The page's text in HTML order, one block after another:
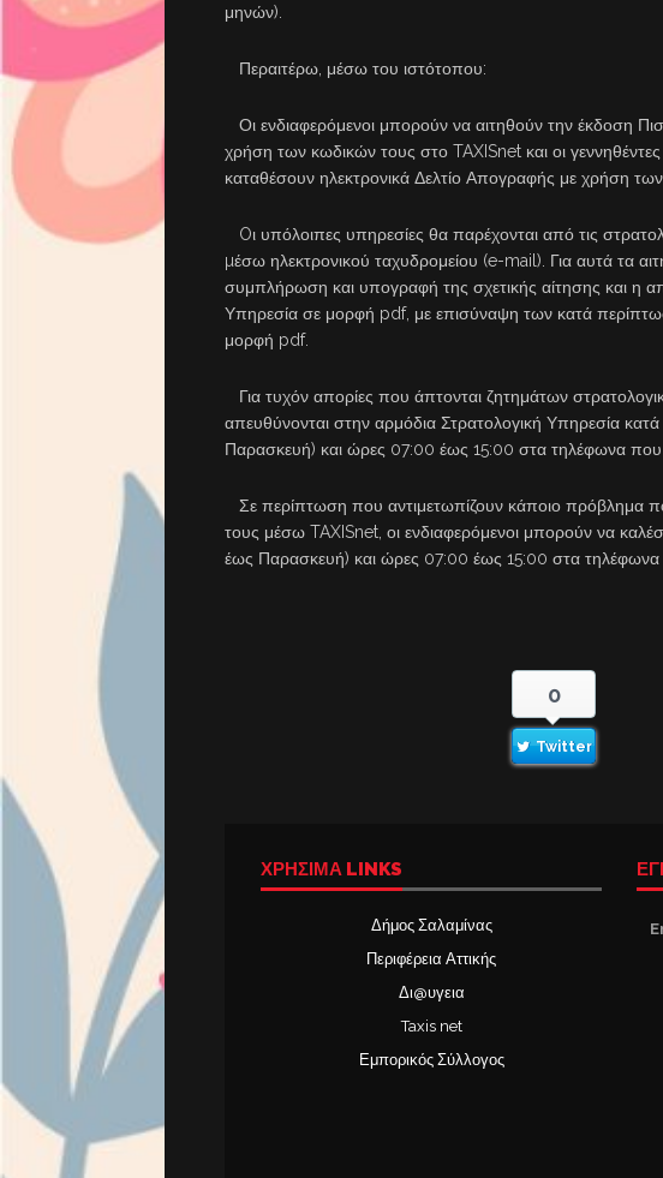
μηνών).
Περαιτέρω, μέσω του ιστότοπου:
Οι ενδιαφερόμενοι μπορούν να αιτηθούν την έκδοση
χρήση των κωδικών τους στο TAXISnet και οι
καταθέσουν ηλεκτρονικά Δελτίο Απογραφής με χρήση
Oι υπόλοιπες υπηρεσίες θα παρέχονται από τις
µέσω ηλεκτρονικού ταχυδρομείου (e-mail). Για αυτά τα
συμπλήρωση και υπογραφή της σχετικής αίτησης και η
Υπηρεσία σε μορφή pdf, με επισύναψη των κατά
μορφή pdf.
Για τυχόν απορίες που άπτονται ζητημάτων
απευθύνονται στην αρμόδια Στρατολογική Υπηρεσία κατά
Παρασκευή) και ώρες 07:00 έως 15:00 στα τηλέφωνα που
Σε περίπτωση που αντιμετωπίζουν κάποιο πρόβλημα
τους μέσω TAXISnet, οι ενδιαφερόμενοι μπορούν να
έως Παρασκευή) και ώρες 07:00 έως 15:00 στα τηλέφωνα
0
Twitter
ΧΡΉΣΙΜΑ LINKS
Δήμος Σαλαμίνας
Περιφέρεια Αττικής
Δι@υγεια
Taxis net
Εμπορικός Σύλλογος